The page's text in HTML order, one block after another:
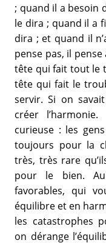
; quand il a besoin
le dira ; quand il a
dira ; et quand il
pense pas, il pense
tête qui fait tout le
tête qui fait le
servir. Si on
créer
curieuse : les
toujours pour la
très, très rare
pour le bien.
favorables, qui
équilibre et en
les catastrophes
on dérange